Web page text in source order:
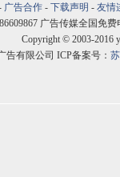
广告合作 - 下载声明 - 友情
广告传媒全国免费
Copyright © 2003-2016
告有限公司 ICP备案号：